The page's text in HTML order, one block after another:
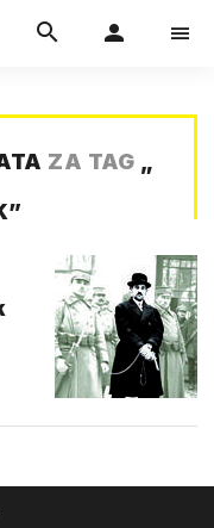
ZA TAG „
”